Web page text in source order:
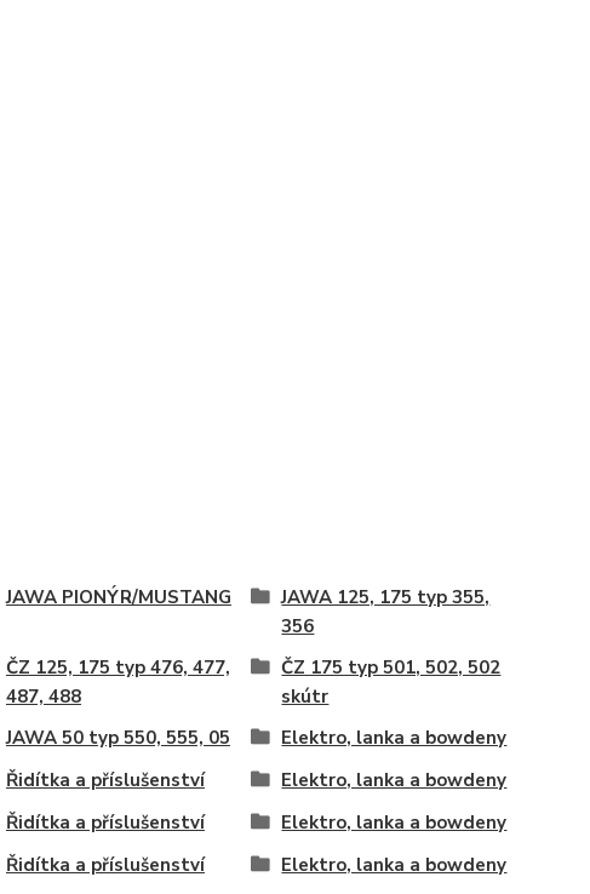
JAWA PIONÝR/MUSTANG
JAWA 125, 175 typ 355,
356
ČZ 125, 175 typ 476, 477,
487, 488
ČZ 175 typ 501, 502, 502
skútr
JAWA 50 typ 550, 555, 05
Elektro, lanka a bowdeny
Řidítka a příslušenství
Elektro, lanka a bowdeny
Řidítka a příslušenství
Elektro, lanka a bowdeny
Řidítka a příslušenství
Elektro, lanka a bowdeny